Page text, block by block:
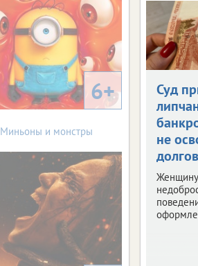
Суд
не
долгов
6+
Миньоны и монстры